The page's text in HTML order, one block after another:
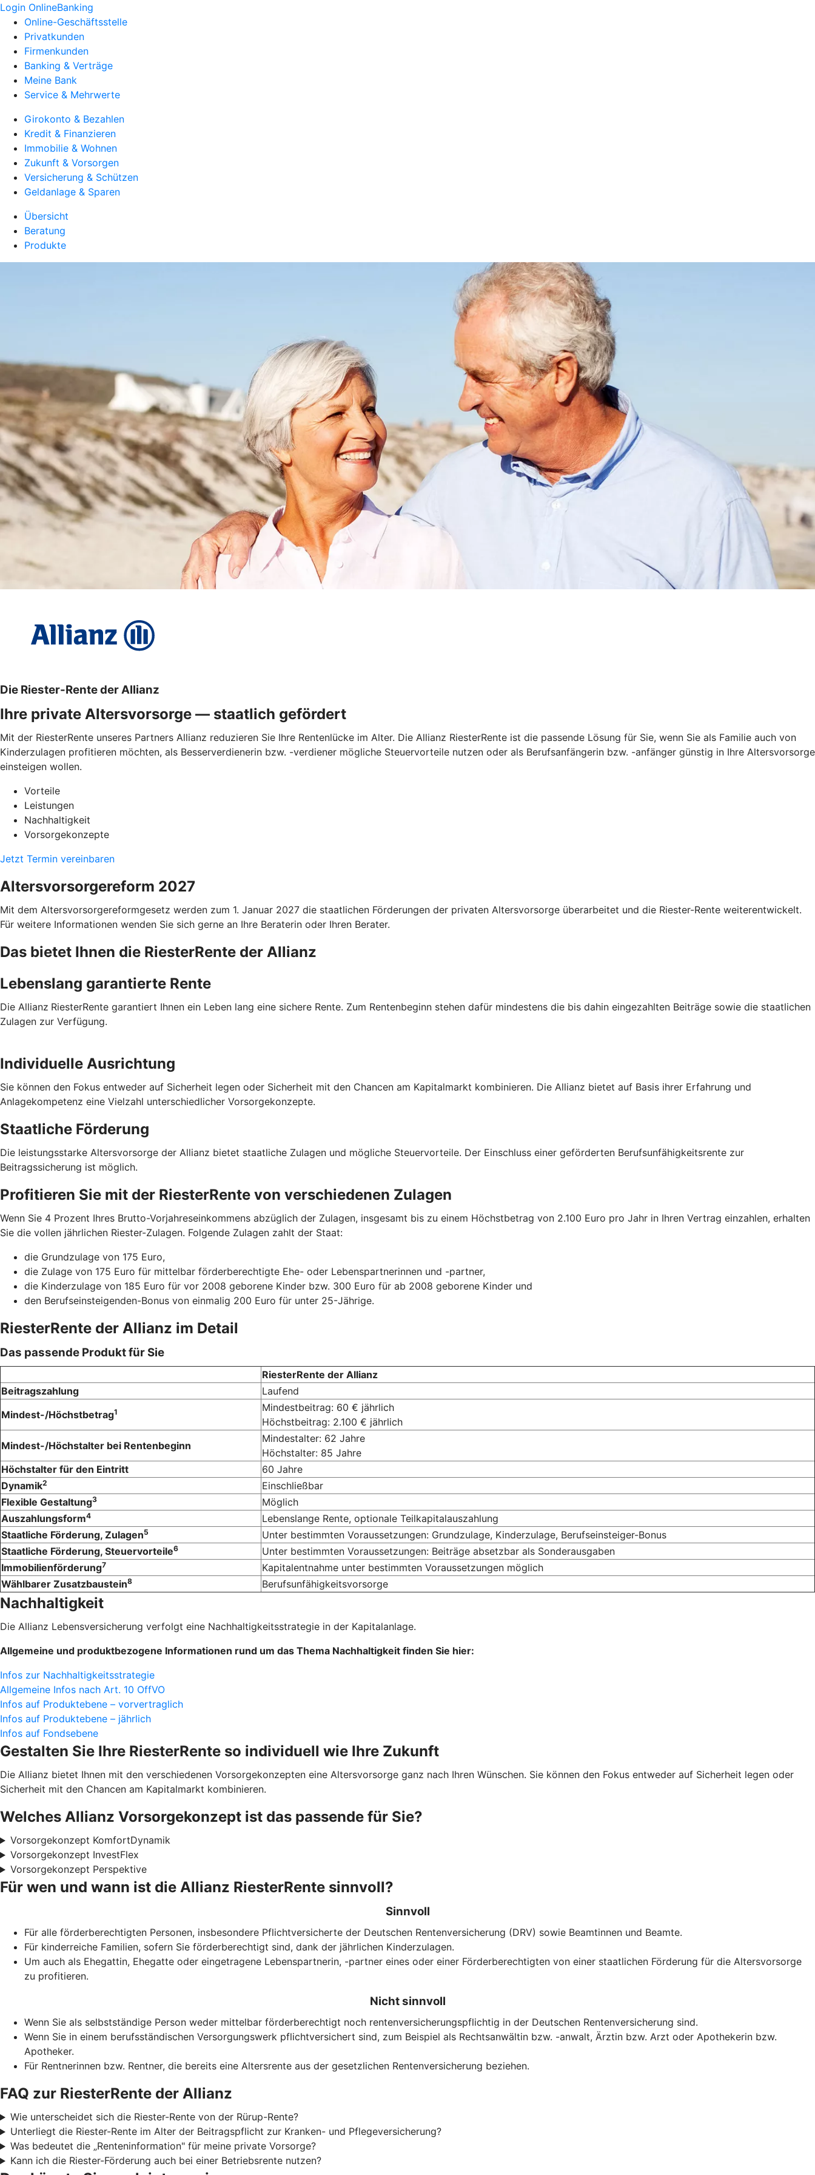
Login OnlineBanking
Online-Geschäftsstelle
Privatkunden
Firmenkunden
Banking & Verträge
Meine Bank
Service & Mehrwerte
Girokonto & Bezahlen
Kredit & Finanzieren
Immobilie & Wohnen
Zukunft & Vorsorgen
Versicherung & Schützen
Geldanlage & Sparen
Übersicht
Beratung
Produkte
Die Riester-Rente der Allianz
Ihre private Altersvorsorge — staatlich gefördert
Mit der RiesterRente unseres Partners Allianz reduzieren Sie Ihre Rentenlücke im Alter. Die Allianz RiesterRente ist die passende Lösung für Sie, wenn Sie als Familie auch von
Kinderzulagen profitieren möchten, als Besserverdienerin bzw. -verdiener mögliche Steuervorteile nutzen oder als Berufsanfängerin bzw. -anfänger günstig in Ihre Altersvorsorge
einsteigen wollen.
Vorteile
Leistungen
Nachhaltigkeit
Vorsorgekonzepte
Jetzt Termin vereinbaren
Altersvorsorgereform 2027
Mit dem Altersvorsorgereformgesetz werden zum 1. Januar 2027 die staatlichen Förderungen der privaten Altersvorsorge überarbeitet und die Riester-Rente weiterentwickelt.
Für weitere Informationen wenden Sie sich gerne an Ihre Beraterin oder Ihren Berater.
Das bietet Ihnen die RiesterRente der Allianz
Lebenslang garantierte Rente
Die Allianz RiesterRente garantiert Ihnen ein Leben lang eine sichere Rente. Zum Rentenbeginn stehen dafür mindestens die bis dahin eingezahlten Beiträge sowie die staatlichen
Zulagen zur Verfügung.
Individuelle Ausrichtung
Sie können den Fokus entweder auf Sicherheit legen oder Sicherheit mit den Chancen am Kapitalmarkt kombinieren. Die Allianz bietet auf Basis ihrer Erfahrung und
Anlagekompetenz eine Vielzahl unterschiedlicher Vorsorgekonzepte.
Staatliche Förderung
Die leistungsstarke Altersvorsorge der Allianz bietet staatliche Zulagen und mögliche Steuervorteile. Der Einschluss einer geförderten Berufsunfähigkeitsrente zur
Beitragssicherung ist möglich.
Profitieren Sie mit der RiesterRente von verschiedenen Zulagen
Wenn Sie 4 Prozent Ihres Brutto-Vorjahreseinkommens abzüglich der Zulagen, insgesamt bis zu einem Höchstbetrag von 2.100 Euro pro Jahr in Ihren Vertrag einzahlen, erhalten
Sie die vollen jährlichen Riester-Zulagen. Folgende Zulagen zahlt der Staat:
die Grundzulage von 175 Euro,
die Zulage von 175 Euro für mittelbar förderberechtigte Ehe- oder Lebenspartnerinnen und -partner,
die Kinderzulage von 185 Euro für vor 2008 geborene Kinder bzw. 300 Euro für ab 2008 geborene Kinder und
den Berufseinsteigenden-Bonus von einmalig 200 Euro für unter 25-Jährige.
RiesterRente der Allianz im Detail
Das passende Produkt für Sie
RiesterRente der Allianz
Beitragszahlung
Laufend
Mindest-/Höchstbetrag1
Mindestbeitrag: 60 € jährlich
Höchstbeitrag: 2.100 € jährlich
Mindest-/Höchstalter bei Rentenbeginn
Mindestalter: 62 Jahre
Höchstalter: 85 Jahre
Höchstalter für den Eintritt
60 Jahre
Dynamik2
Einschließbar
Flexible Gestaltung3
Möglich
Auszahlungsform4
Lebenslange Rente, optionale Teilkapitalauszahlung
Staatliche Förderung, Zulagen5
Unter bestimmten Voraussetzungen: Grundzulage, Kinderzulage, Berufseinsteiger-Bonus
Staatliche Förderung, Steuervorteile6
Unter bestimmten Voraussetzungen: Beiträge absetzbar als Sonderausgaben
Immobilienförderung7
Kapitalentnahme unter bestimmten Voraussetzungen möglich
Wählbarer Zusatzbaustein8 Berufsunfähigkeitsvorsorge
Nachhaltigkeit
Die Allianz Lebensversicherung verfolgt eine Nachhaltigkeitsstrategie in der Kapitalanlage.
Allgemeine und produktbezogene Informationen rund um das Thema Nachhaltigkeit finden Sie hier:
Infos zur Nachhaltigkeitsstrategie
Allgemeine Infos nach Art. 10 OffVO
Infos auf Produktebene – vorvertraglich
Infos auf Produktebene – jährlich
Infos auf Fondsebene
Gestalten Sie Ihre RiesterRente so individuell wie Ihre Zukunft
Die Allianz bietet Ihnen mit den verschiedenen Vorsorgekonzepten eine Altersvorsorge ganz nach Ihren Wünschen. Sie können den Fokus entweder auf Sicherheit legen oder
Sicherheit mit den Chancen am Kapitalmarkt kombinieren.
Welches Allianz Vorsorgekonzept ist das passende für Sie?
Vorsorgekonzept KomfortDynamik
Vorsorgekonzept InvestFlex
Vorsorgekonzept Perspektive
Für wen und wann ist die Allianz RiesterRente sinnvoll?
Sinnvoll
Für alle förderberechtigten Personen, insbesondere Pflichtversicherte der Deutschen Rentenversicherung (DRV) sowie Beamtinnen und Beamte.
Für kinderreiche Familien, sofern Sie förderberechtigt sind, dank der jährlichen Kinderzulagen.
Um auch als Ehegattin, Ehegatte oder eingetragene Lebenspartnerin, -partner eines oder einer Förderberechtigten von einer staatlichen Förderung für die Altersvorsorge
zu profitieren.
Nicht sinnvoll
Wenn Sie als selbstständige Person weder mittelbar förderberechtigt noch rentenversicherungspflichtig in der Deutschen Rentenversicherung sind.
Wenn Sie in einem berufsständischen Versorgungswerk pflichtversichert sind, zum Beispiel als Rechtsanwältin bzw. -anwalt, Ärztin bzw. Arzt oder Apothekerin bzw.
Apotheker.
Für Rentnerinnen bzw. Rentner, die bereits eine Altersrente aus der gesetzlichen Rentenversicherung beziehen.
FAQ zur RiesterRente der Allianz
Wie unterscheidet sich die Riester-Rente von der Rürup-Rente?
Unterliegt die Riester-Rente im Alter der Beitragspflicht zur Kranken- und Pflegeversicherung?
Was bedeutet die „Renteninformation" für meine private Vorsorge?
Kann ich die Riester-Förderung auch bei einer Betriebsrente nutzen?